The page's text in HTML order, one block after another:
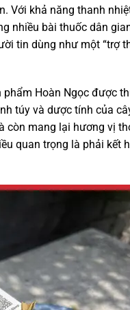
Với khả năng thanh
nhiều bài thuốc dân
tin dùng như một “trợ
Hoàn Ngọc được
túy và dược tính của
mang lại hương vị
quan trọng là phải kết